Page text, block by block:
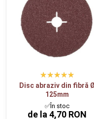
Disc abraziv din fibră Ø
125mm
✅În stoc
de la 4,70 RON